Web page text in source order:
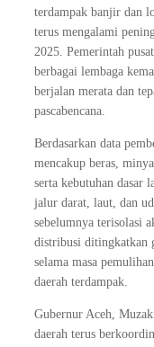
terdampak banjir dan
terus mengalami
2025. Pemerintah
berbagai lembaga
berjalan merata dan
pascabencana.
Berdasarkan data
mencakup beras,
serta kebutuhan dasar
jalur darat, laut, dan
sebelumnya terisolasi
distribusi ditingkatkan
selama masa
daerah terdampak.
Gubernur Aceh,
daerah terus